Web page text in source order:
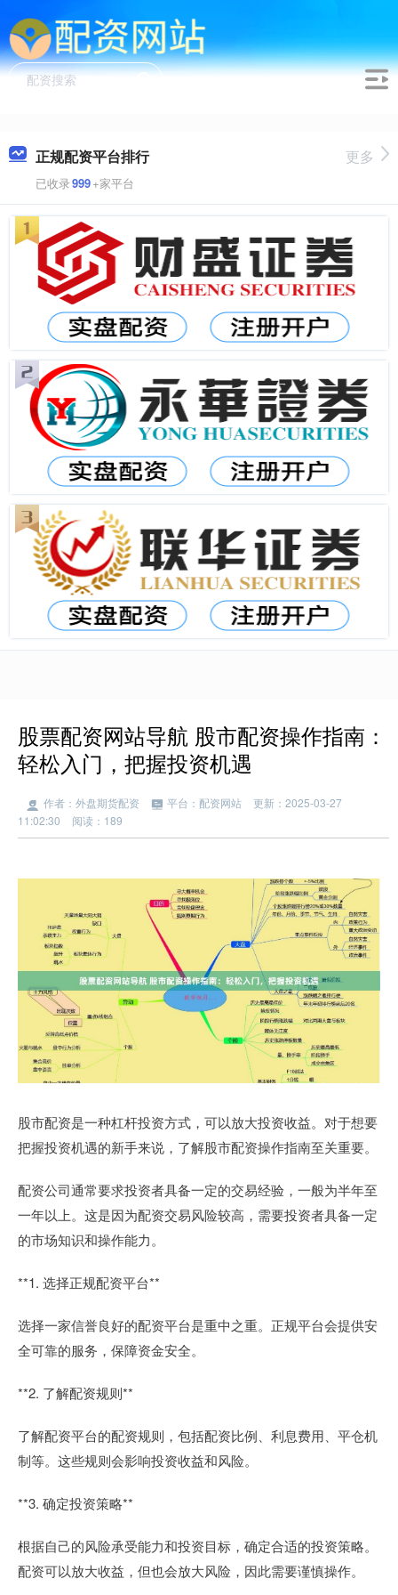
正规配资平台排行
已收录999+家平台
更多
股票配资网站导航 股市配资操作指南：
轻松入门，把握投资机遇
作者：外盘期货配资 平台：配资网站
更新：2025-03-27
11:02:30
阅读：189
股市配资是一种杠杆投资方式，可以放大投资收益。对于想要
把握投资机遇的新手来说，了解股市配资操作指南至关重要。
配资公司通常要求投资者具备一定的交易经验，一般为半年至
一年以上。这是因为配资交易风险较高，需要投资者具备一定
的市场知识和操作能力。
**1. 选择正规配资平台**
选择一家信誉良好的配资平台是重中之重。正规平台会提供安
全可靠的服务，保障资金安全。
**2. 了解配资规则**
了解配资平台的配资规则，包括配资比例、利息费用、平仓机
制等。这些规则会影响投资收益和风险。
**3. 确定投资策略**
根据自己的风险承受能力和投资目标，确定合适的投资策略。
配资可以放大收益，但也会放大风险，因此需要谨慎操作。